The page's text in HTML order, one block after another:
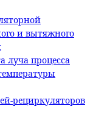
и вытяжного
луча процесса
рециркуляторов